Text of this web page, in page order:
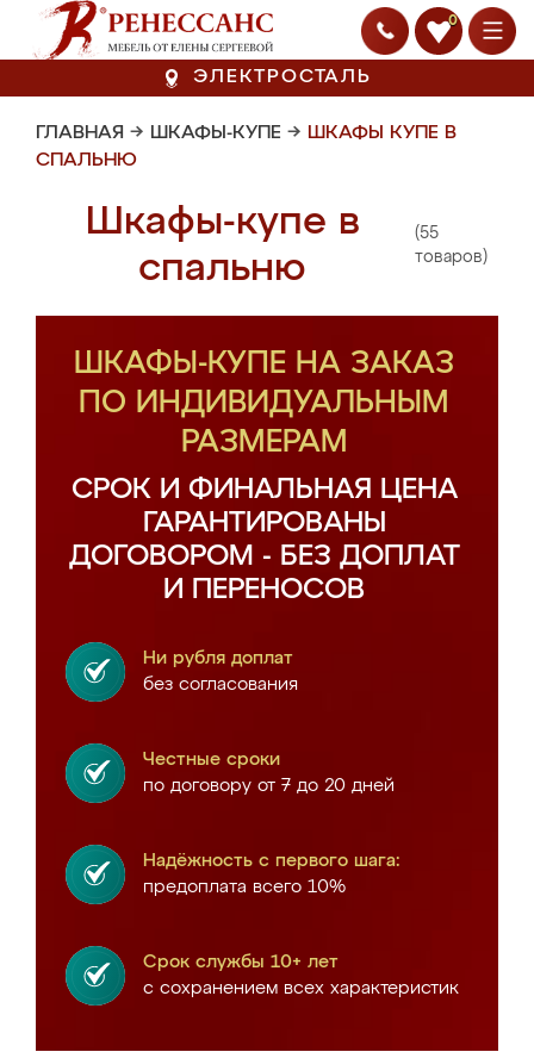
0
ЭЛЕКТРОСТАЛЬ
ГЛАВНАЯ → ШКАФЫ-КУПЕ → ШКАФЫ КУПЕ В
СПАЛЬНЮ
Шкафы-купе в
спальню
(55
товаров)
ШКАФЫ-КУПЕ НА ЗАКАЗ
ПО ИНДИВИДУАЛЬНЫМ
РАЗМЕРАМ
СРОК И ФИНАЛЬНАЯ ЦЕНА
ГАРАНТИРОВАНЫ
ДОГОВОРОМ - БЕЗ ДОПЛАТ
И ПЕРЕНОСОВ
Ни рубля доплат
без согласования
Честные сроки
по договору от 7 до 20 дней
Надёжность с первого шага:
предоплата всего 10%
Срок службы 10+ лет
с сохранением всех характеристик